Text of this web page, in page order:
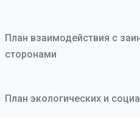
План взаимодействия с
сторонами
План экологических и